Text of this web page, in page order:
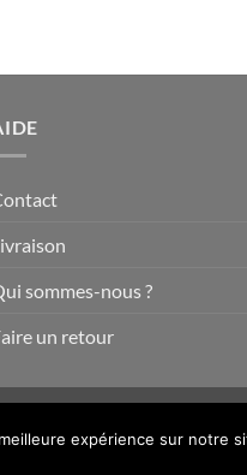
sommes-nous ?
un retour
expérience sur